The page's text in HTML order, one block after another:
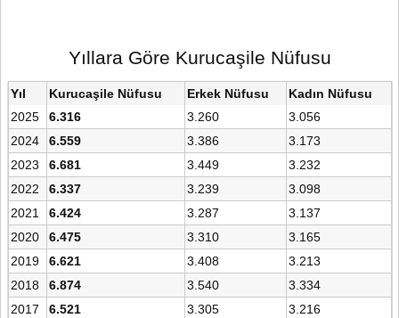
Yıllara Göre Kurucaşile Nüfusu
Yıl Kurucaşile Nüfusu Erkek Nüfusu
Kadın Nüfusu
2025
6.316 3.260
3.056
2024
6.559 3.386
3.173
2023
6.681 3.449
3.232
2022
6.337 3.239
3.098
2021
6.424 3.287
3.137
2020
6.475 3.310
3.165
2019
6.621 3.408
3.213
2018
6.874 3.540
3.334
2017
6.521 3.305
3.216